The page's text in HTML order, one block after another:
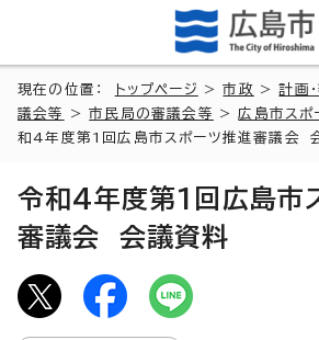
現在の位置： トップページ >市政 >計画
議会等
>市民局の審議会等 >広島市スポ
和4年度第1回広島市スポーツ推進審議会
令和4年度第1回広島市
審議会 会議資料